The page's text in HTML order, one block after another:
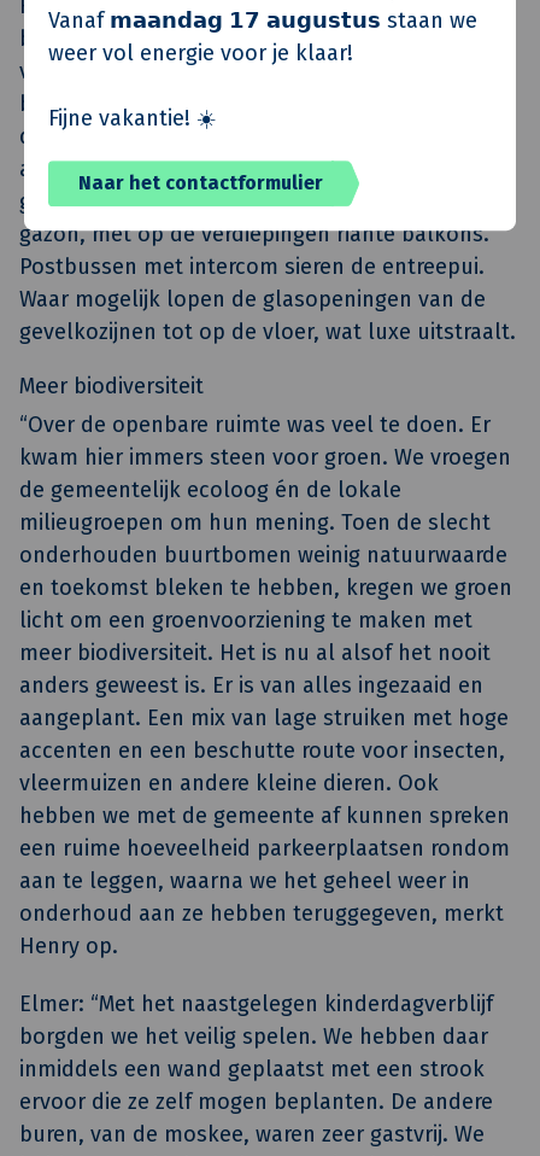
Vanaf 𝗺𝗮𝗮𝗻𝗱𝗮𝗴 𝟭𝟳 𝗮𝘂𝗴𝘂𝘀𝘁𝘂𝘀 staan we
weer vol energie voor je klaar!
Fijne vakantie! ☀️
Naar het contactformulier
Het verschil zit ‘m in de details. Bergingen en
brandtrap liggen uit het zicht, aan de achterzijde
van het complex. Rondom accentueren
bakstenen zonder stootvoegen de breedte van
de gevels. Er is volop buitenruimte. De terrassen
aan de voorzijde van de woningen op de begane
grond lopen zonder erfafscheiding door in een
gazon, met op de verdiepingen riante balkons.
Postbussen met intercom sieren de entreepui.
Waar mogelijk lopen de glasopeningen van de
gevelkozijnen tot op de vloer, wat luxe uitstraalt.
Meer biodiversiteit
“Over de openbare ruimte was veel te doen. Er
kwam hier immers steen voor groen. We vroegen
de gemeentelijk ecoloog én de lokale
milieugroepen om hun mening. Toen de slecht
onderhouden buurtbomen weinig natuurwaarde
en toekomst bleken te hebben, kregen we groen
licht om een groenvoorziening te maken met
meer biodiversiteit. Het is nu al alsof het nooit
anders geweest is. Er is van alles ingezaaid en
aangeplant. Een mix van lage struiken met hoge
accenten en een beschutte route voor insecten,
vleermuizen en andere kleine dieren. Ook
hebben we met de gemeente af kunnen spreken
een ruime hoeveelheid parkeerplaatsen rondom
aan te leggen, waarna we het geheel weer in
onderhoud aan ze hebben teruggegeven, merkt
Henry op.
Elmer: “Met het naastgelegen kinderdagverblijf
borgden we het veilig spelen. We hebben daar
inmiddels een wand geplaatst met een strook
ervoor die ze zelf mogen beplanten. De andere
buren, van de moskee, waren zeer gastvrij. We